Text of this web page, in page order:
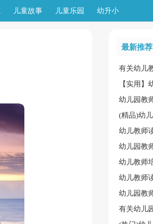
儿童故事 儿童乐园 幼升小
最新推荐